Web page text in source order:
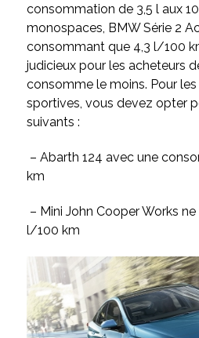
consommation de 3,5 l aux
monospaces, BMW Série 2
consommant que 4,3 l/100
judicieux pour les acheteurs
consomme le moins. Pour
sportives, vous devez opter
suivants :
– Abarth 124 avec une
km
– Mini John Cooper Works
l/100 km